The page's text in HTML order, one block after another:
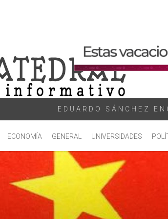
EDUARDO SÁNCHEZ
ECONOMÍA GENERAL UNIVERSIDADES